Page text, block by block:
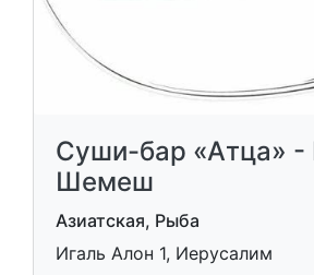
Суши-бар «Атца» -
Шемеш
Азиатская, Рыба
Игаль Алон 1, Иерусалим